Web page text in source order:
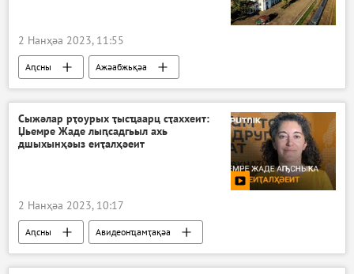
2 Нанҳәа 2023, 11:55
Аԥсны Ажәабжьқәа
Сыжәлар рҭоурых ҭысҵаарц сҭаххеит:
Џьемре Жаде лыԥсадгьыл ахь
дшыхынҳәыз еиҭалҳәеит
2 Нанҳәа 2023, 10:17
Аԥсны
Авидеонҵамҭақәа
Арепатриациа
Зхьышьҭра змырӡыз